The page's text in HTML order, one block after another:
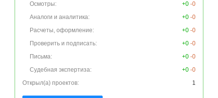
Осмотры:
+0 -0
Аналоги и аналитика:
+0 -0
Расчеты, оформление:
+0 -0
Проверить и подписать:
+0 -0
Письма:
+0 -0
Судебная экспертиза:
+0 -0
Открыл(а) проектов:
1